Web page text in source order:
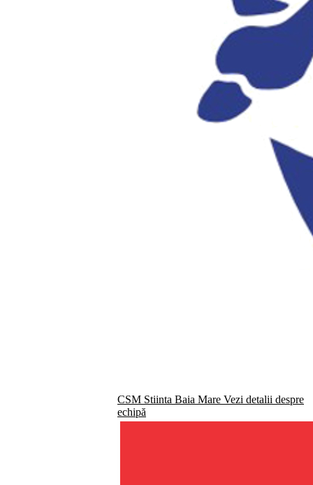
CSM Stiinta Baia Mare Vezi detalii despre
echipă